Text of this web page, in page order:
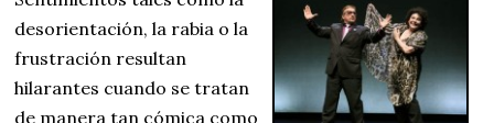
desorientación, la rabia o la
frustración resultan
hilarantes cuando se tratan
de manera tan cómica como